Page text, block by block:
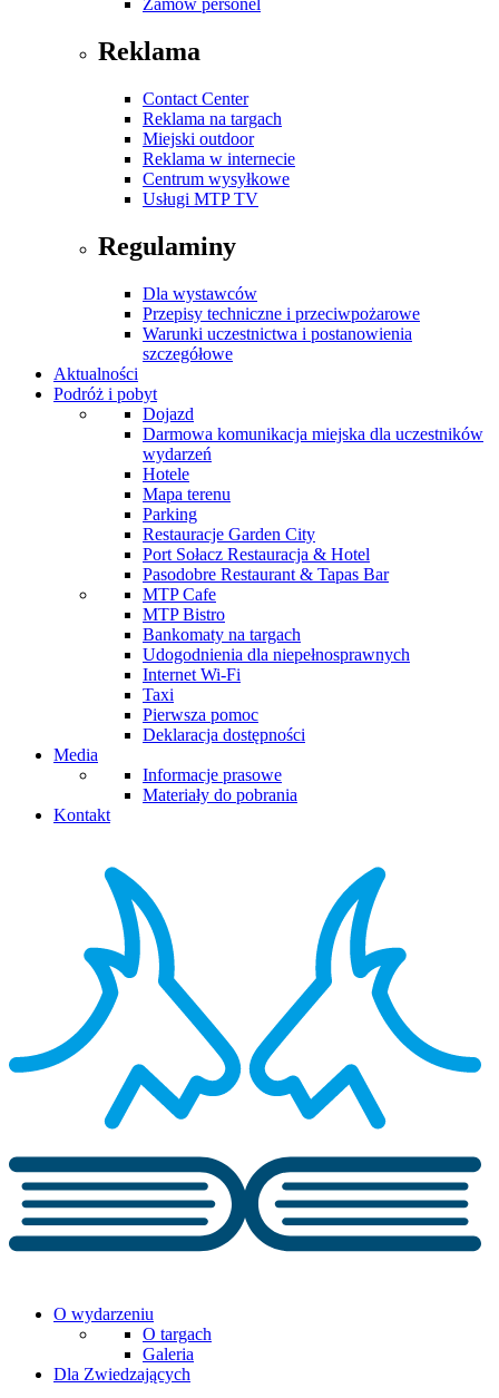
Zamów personel
Reklama
Contact Center
Reklama na targach
Miejski outdoor
Reklama w internecie
Centrum wysyłkowe
Usługi MTP TV
Regulaminy
Dla wystawców
Przepisy techniczne i przeciwpożarowe
Warunki uczestnictwa i postanowienia
szczegółowe
Aktualności
Podróż i pobyt
Dojazd
Darmowa komunikacja miejska dla uczestników
wydarzeń
Hotele
Mapa terenu
Parking
Restauracje Garden City
Port Sołacz Restauracja & Hotel
Pasodobre Restaurant & Tapas Bar
MTP Cafe
MTP Bistro
Bankomaty na targach
Udogodnienia dla niepełnosprawnych
Internet Wi-Fi
Taxi
Pierwsza pomoc
Deklaracja dostępności
Media
Informacje prasowe
Materiały do pobrania
Kontakt
O wydarzeniu
O targach
Galeria
Dla Zwiedzających